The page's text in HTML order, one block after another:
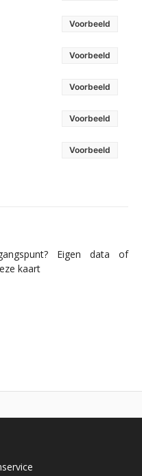
Voorbeeld
Voorbeeld
Voorbeeld
Voorbeeld
Voorbeeld
Eigen data of
kaart